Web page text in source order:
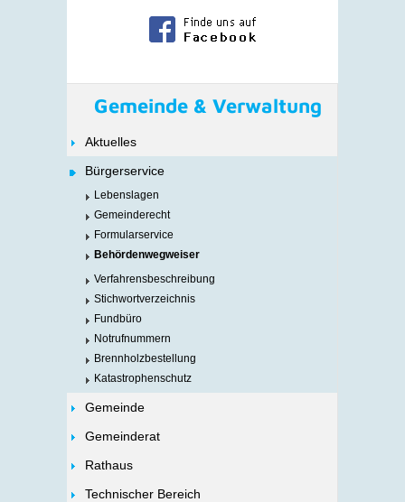
Gemeinde & Verwaltung
Aktuelles
Bürgerservice
Lebenslagen
Gemeinderecht
Formularservice
Behördenwegweiser
Verfahrensbeschreibung
Stichwortverzeichnis
Fundbüro
Notrufnummern
Brennholzbestellung
Katastrophenschutz
Gemeinde
Gemeinderat
Rathaus
Technischer Bereich